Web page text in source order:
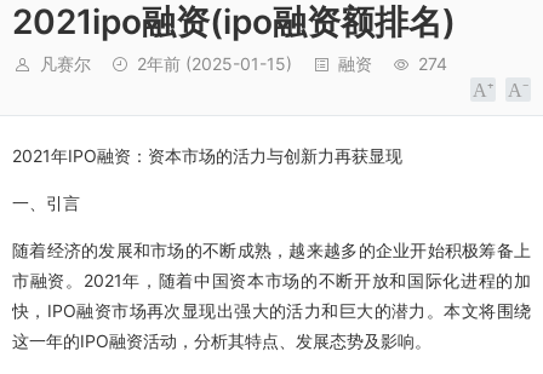
2021ipo融资(ipo融资额排名)
凡赛尔 2年前 (2025-01-15) 融资 274
2021年IPO融资：资本市场的活力与创新力再获显现
一、引言
随着经济的发展和市场的不断成熟，越来越多的企业开始积极筹备上
市融资。2021年，随着中国资本市场的不断开放和国际化进程的加
快，IPO融资市场再次显现出强大的活力和巨大的潜力。本文将围绕
这一年的IPO融资活动，分析其特点、发展态势及影响。